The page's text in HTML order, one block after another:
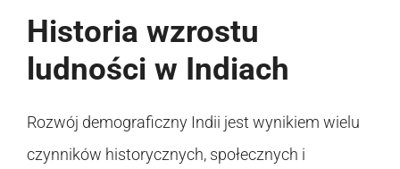
Historia wzrostu
ludności w Indiach
Rozwój demograficzny Indii jest wynikiem wielu
czynników historycznych, społecznych i